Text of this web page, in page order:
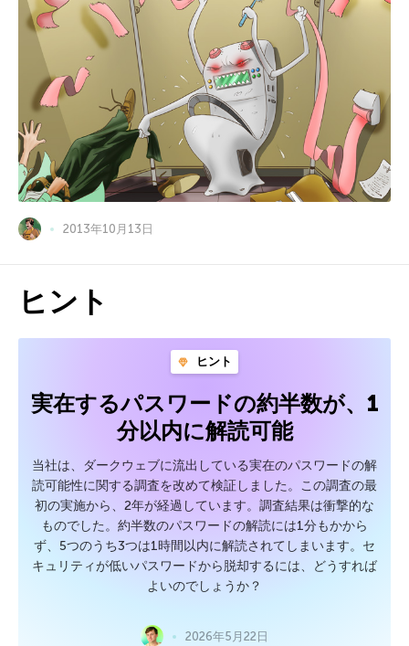
2013年10月13日
ヒント
ヒント
実在するパスワードの約半数が、1
分以内に解読可能
当社は、ダークウェブに流出している実在のパスワードの解
読可能性に関する調査を改めて検証しました。この調査の最
初の実施から、2年が経過しています。調査結果は衝撃的な
ものでした。約半数のパスワードの解読には1分もかから
ず、5つのうち3つは1時間以内に解読されてしまいます。セ
キュリティが低いパスワードから脱却するには、どうすれば
よいのでしょうか？
2026年5月22日